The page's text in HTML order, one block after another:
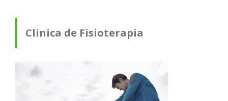
Clinica de Fisioterapia